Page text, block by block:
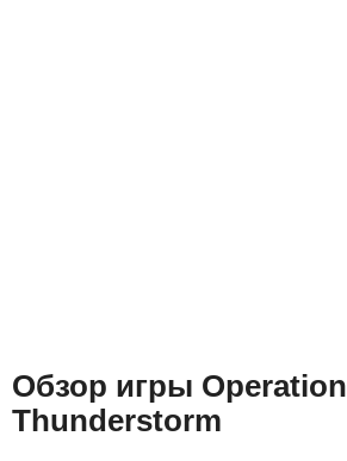
Обзор игры Operation
Thunderstorm